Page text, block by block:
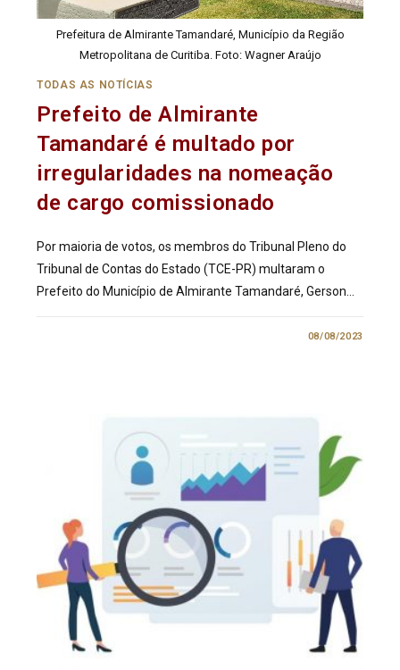
Prefeitura de Almirante Tamandaré, Município da Região
Metropolitana de Curitiba. Foto: Wagner Araújo
TODAS AS NOTÍCIAS
Prefeito de Almirante
Tamandaré é multado por
irregularidades na nomeação
de cargo comissionado
Por maioria de votos, os membros do Tribunal Pleno do
Tribunal de Contas do Estado (TCE-PR) multaram o
Prefeito do Município de Almirante Tamandaré, Gerson…
08/08/2023